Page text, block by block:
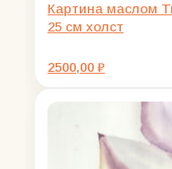
Картина маслом
25 см холст
2500,00 ₽